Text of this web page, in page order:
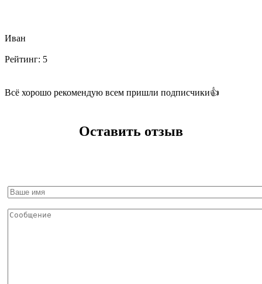
Иван
Рейтинг: 5
Всё хорошо рекомендую всем пришли подписчики👍
Оставить отзыв